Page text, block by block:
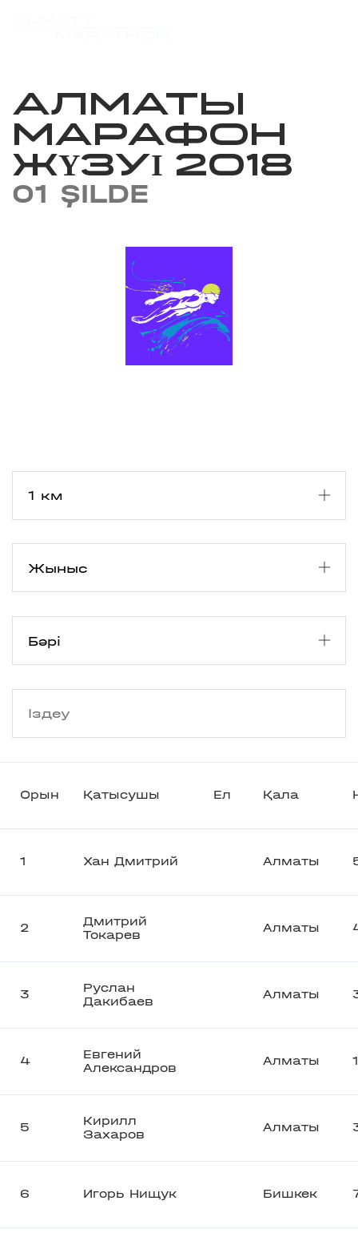
АЛМАТЫ
МАРАФОН
ЖҮЗУІ 2018
01 ŞILDE
Орын Қатысушы Ел Қала
1 Хан Дмитрий Алматы
2
Дмитрий
Токарев
Алматы
3
Руслан
Дакибаев
Алматы
4
Евгений
Александров
Алматы
5
Кирилл
Захаров
Алматы
6 Игорь Нищук Бишкек